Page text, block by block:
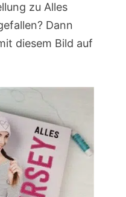
zu Alles
Dann
diesem Bild auf